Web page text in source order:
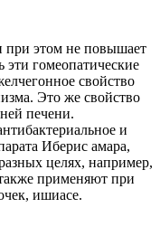
при этом не повышает
эти гомеопатические
свойство
Это же свойство
печени.
и
Иберис амара,
целях, например,
применяют при
ишиасе.